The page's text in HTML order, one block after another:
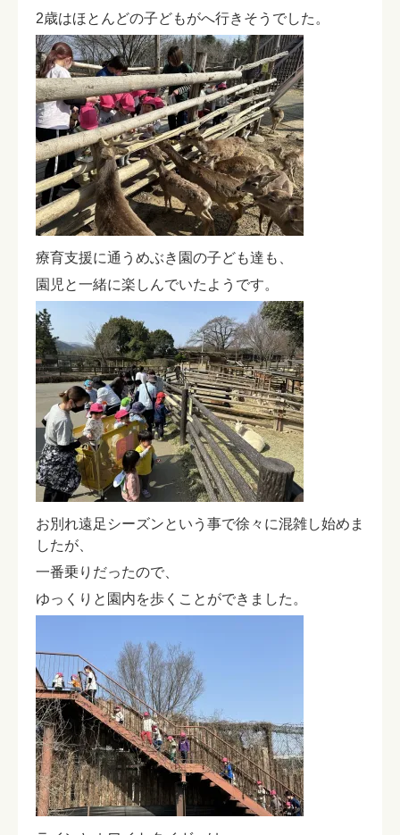
2歳はほとんどの子どもがへ行きそうでした。
療育支援に通うめぶき園の子ども達も、
園児と一緒に楽しんでいたようです。
お別れ遠足シーズンという事で徐々に混雑し始めま
したが、
一番乗りだったので、
ゆっくりと園内を歩くことができました。